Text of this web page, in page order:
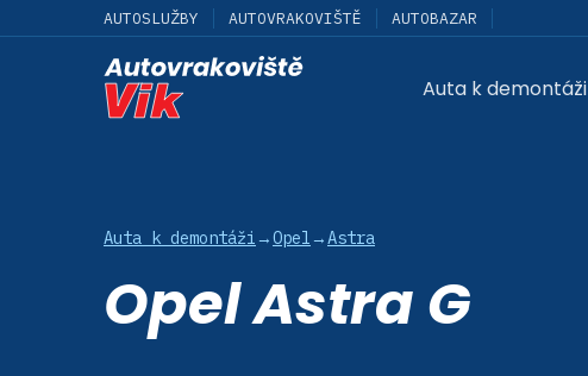
AUTOSLUŽBY AUTOVRAKOVIŠTĚ AUTOBAZAR
Auta k demontáži
Auta k demontáži →Opel →Astra
Opel Astra G